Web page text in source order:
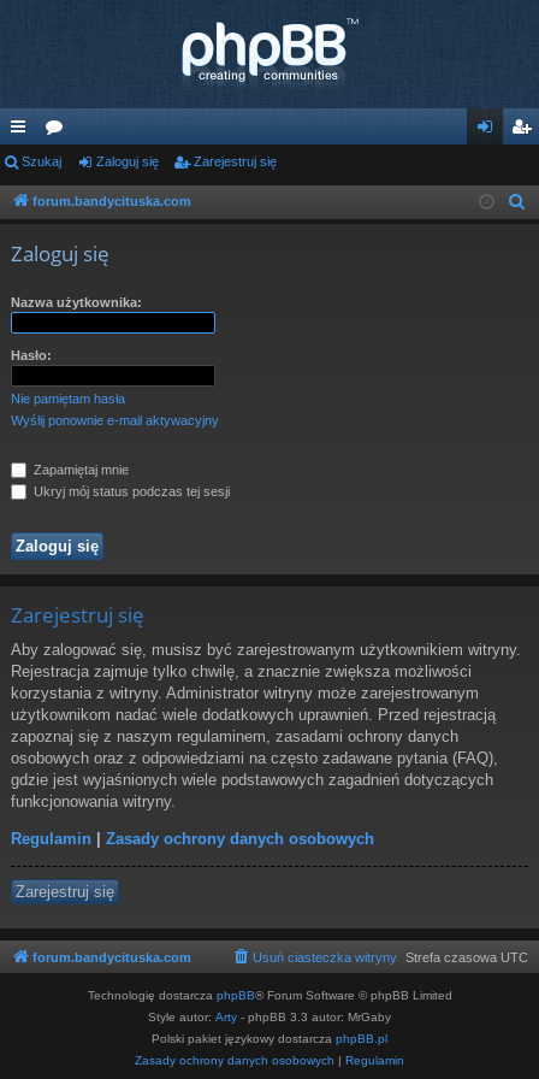
ię
ce
or
a og ej
Szukaj Zaloguj się Zarejestruj się
forum.bandycituska.com
Zaloguj się
Nazwa użytkownika:
Hasło:
Nie pamiętam hasła
Wyślij ponownie e-mail aktywacyjny
Zapamiętaj mnie
Ukryj mój status podczas tej sesji
Zarejestruj się
Aby zalogować się, musisz być zarejestrowanym użytkownikiem witryny.
Rejestracja zajmuje tylko chwilę, a znacznie zwiększa możliwości
korzystania z witryny. Administrator witryny może zarejestrowanym
użytkownikom nadać wiele dodatkowych uprawnień. Przed rejestracją
zapoznaj się z naszym regulaminem, zasadami ochrony danych
osobowych oraz z odpowiedziami na często zadawane pytania (FAQ),
gdzie jest wyjaśnionych wiele podstawowych zagadnień dotyczących
funkcjonowania witryny.
Regulamin | Zasady ochrony danych osobowych
Zarejestruj się
forum.bandycituska.com Strefa czasowa UTC
Usuń ciasteczka witryny
Technologię dostarcza phpBB® Forum Software © phpBB Limited
Style autor: Arty - phpBB 3.3 autor: MrGaby
Polski pakiet językowy dostarcza phpBB.pl
Zasady ochrony danych osobowych | Regulamin